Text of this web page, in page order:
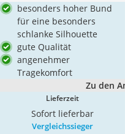
besonders hoher Bund
für eine besonders
schlanke Silhouette
gute Qualität
angenehmer
Tragekomfort
Zu den
Lieferzeit
Sofort lieferbar
Vergleichssieger